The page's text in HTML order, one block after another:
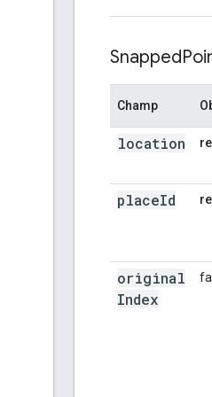
},
{
},
{
Snapped
Champ
location
placeId
original
Index